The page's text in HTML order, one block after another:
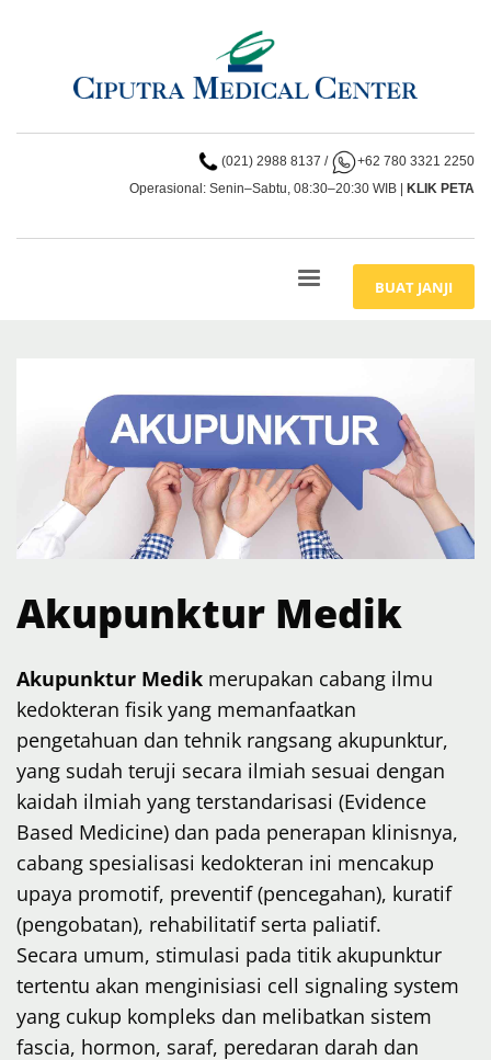
(021) 2988 8137 /
+62 780 3321 2250
Operasional: Senin–Sabtu, 08:30–20:30 WIB | KLIK PETA
BUAT JANJI
Akupunktur Medik
Akupunktur Medik merupakan cabang ilmu
kedokteran fisik yang memanfaatkan
pengetahuan dan tehnik rangsang akupunktur,
yang sudah teruji secara ilmiah sesuai dengan
kaidah ilmiah yang terstandarisasi (Evidence
Based Medicine) dan pada penerapan klinisnya,
cabang spesialisasi kedokteran ini mencakup
upaya promotif, preventif (pencegahan), kuratif
(pengobatan), rehabilitatif serta paliatif.
Secara umum, stimulasi pada titik akupunktur
tertentu akan menginisiasi cell signaling system
yang cukup kompleks dan melibatkan sistem
fascia, hormon, saraf, peredaran darah dan